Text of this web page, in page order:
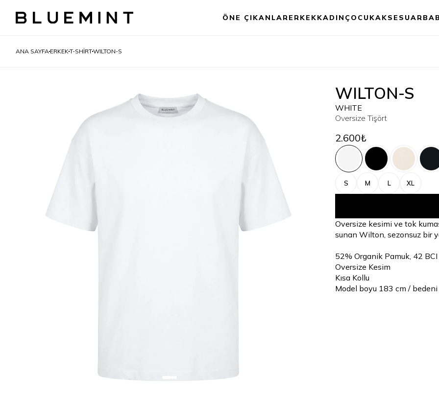
ÖNE ÇIKANLAR ERKEKKADIN ÇOCUKAKSESUAR
ANA SAYFA ERKEKT-SHIRTWILTON-S
WILTON-S
WHITE
Oversize Tişört
2.600₺
S M L XL
Oversize kesimi ve tok
sunan Wilton, sezonsuz bir
52% Organik Pamuk, 42
Oversize Kesim
Kısa Kollu
Model boyu 183 cm / bedeni